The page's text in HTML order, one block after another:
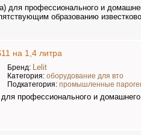
для профессионального и
образованию
на 1,4 литра
Бренд: Lelit
Категория:оборудование для вто
Подкатегория:промышленные
профессионального и